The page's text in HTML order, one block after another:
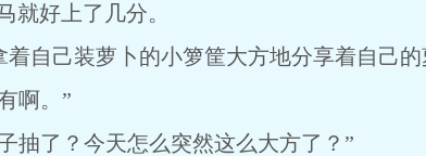
好上了几分。
己装萝卜的小箩筐大方地分享着自己的
啊。”
了？今天怎么突然这么大方了？”